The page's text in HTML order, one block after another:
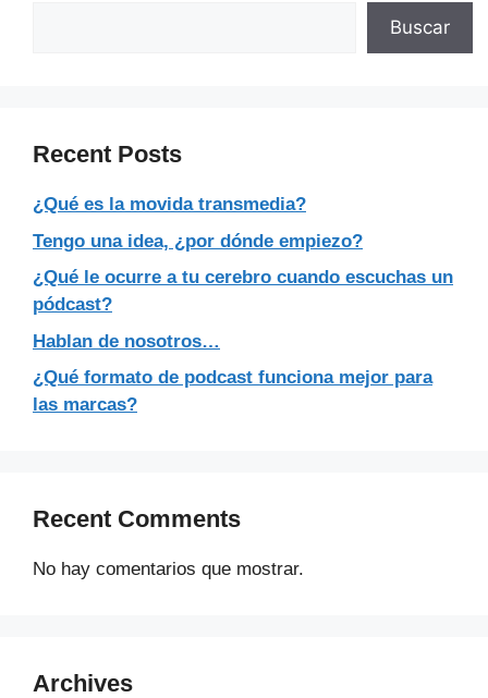
Buscar
Recent Posts
¿Qué es la movida transmedia?
Tengo una idea, ¿por dónde empiezo?
¿Qué le ocurre a tu cerebro cuando escuchas un
pódcast?
Hablan de nosotros…
¿Qué formato de podcast funciona mejor para
las marcas?
Recent Comments
No hay comentarios que mostrar.
Archives